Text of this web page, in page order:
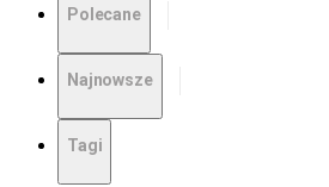
Polecane
Najnowsze
Tagi